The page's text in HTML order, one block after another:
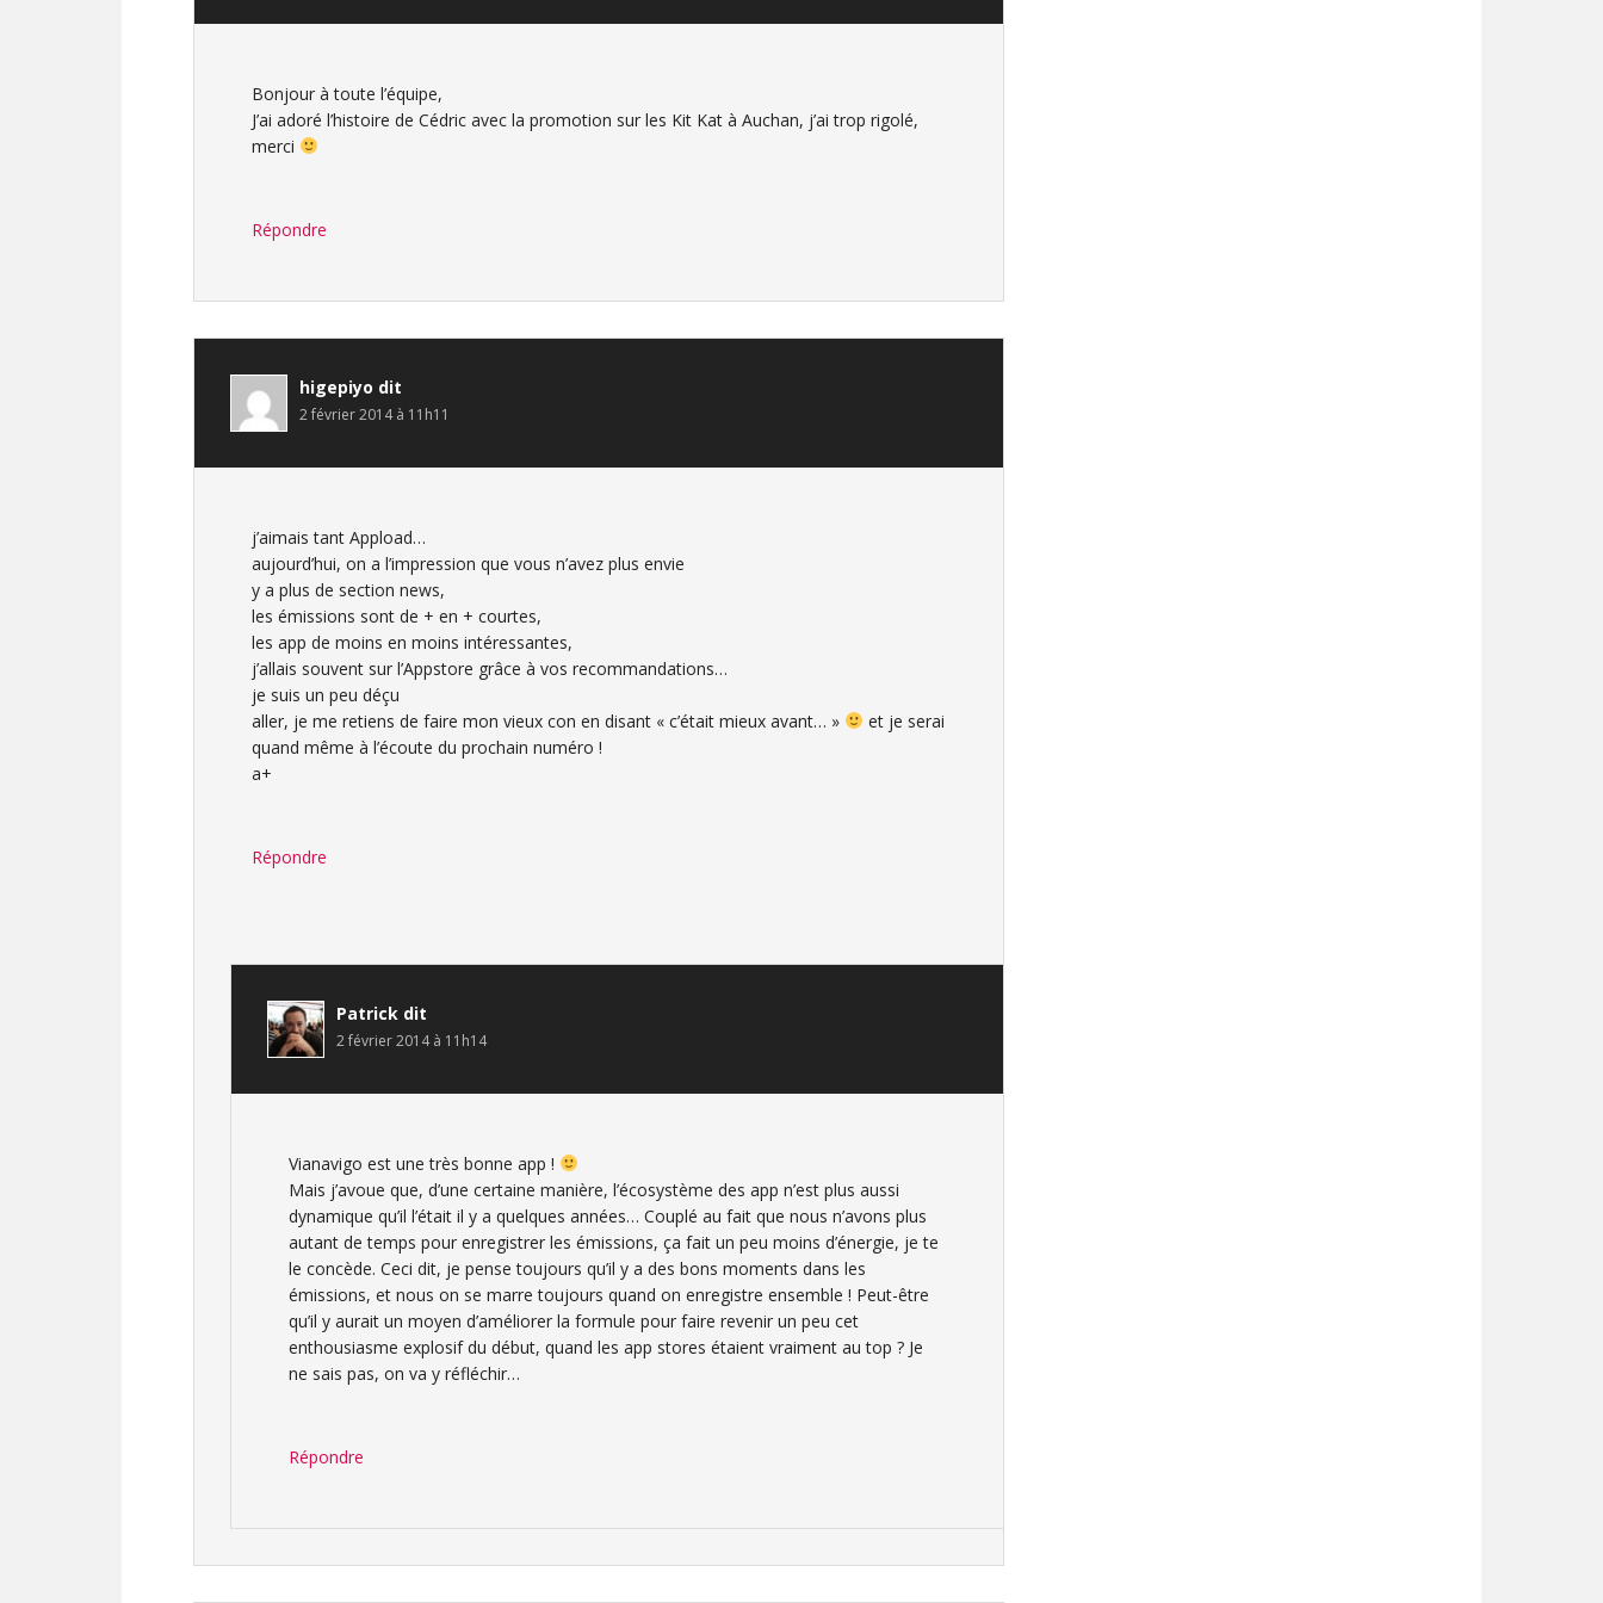
Bonjour à toute l’équipe,
J’ai adoré l’histoire de Cédric avec la promotion sur les Kit Kat à Auchan, j’ai trop rigolé,
merci
Répondre
higepiyo dit
2 février 2014 à 11h11
j’aimais tant Appload…
aujourd’hui, on a l’impression que vous n’avez plus envie
y a plus de section news,
les émissions sont de + en + courtes,
les app de moins en moins intéressantes,
j’allais souvent sur l’Appstore grâce à vos recommandations…
je suis un peu déçu
aller, je me retiens de faire mon vieux con en disant « c’était mieux avant… »
et je serai
quand même à l’écoute du prochain numéro !
a+
Répondre
Patrick dit
2 février 2014 à 11h14
Vianavigo est une très bonne app !
Mais j’avoue que, d’une certaine manière, l’écosystème des app n’est plus aussi
dynamique qu’il l’était il y a quelques années… Couplé au fait que nous n’avons plus
autant de temps pour enregistrer les émissions, ça fait un peu moins d’énergie, je te
le concède. Ceci dit, je pense toujours qu’il y a des bons moments dans les
émissions, et nous on se marre toujours quand on enregistre ensemble ! Peut-être
qu’il y aurait un moyen d’améliorer la formule pour faire revenir un peu cet
enthousiasme explosif du début, quand les app stores étaient vraiment au top ? Je
ne sais pas, on va y réfléchir…
Répondre